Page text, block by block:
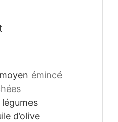
émincé
d’olive